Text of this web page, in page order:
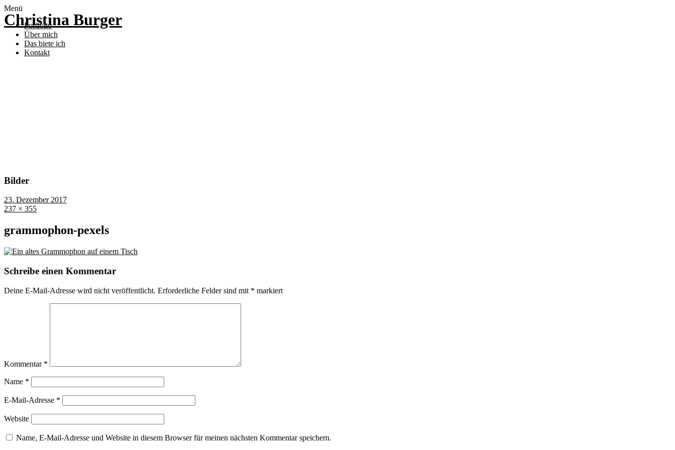
Menü
Portfolio
Über mich
Das biete ich
Kontakt
Christina Burger
Bilder
23. Dezember 2017
237 × 355
grammophon-pexels
Schreibe einen Kommentar
Deine E-Mail-Adresse wird nicht veröffentlicht. Erforderliche Felder sind mit * markiert
Kommentar *
Name *
E-Mail-Adresse *
Website
Name, E-Mail-Adresse und Website in diesem Browser für meinen nächsten Kommentar speichern.